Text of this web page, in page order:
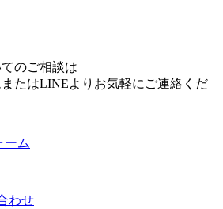
のご相談は
たはLINEよりお気軽にご連絡くだ
ーム
わせ